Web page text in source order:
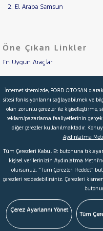
Jaecoo
LANCIA
MAN
BENZ
MINI
MITSUBISHI
MOTORSIKLET
OPEL
PEUGEOT
RENAULT
SKODA
SSANGYONG
Tipi
Aktarma
Garanti
Kampanya
ve
Boya
Parça
İlan
2. El Araba Samsun
Öne Çıkan Linkler
En Uygun Araçlar
İkinci El Garanti
Kampanyalar
Kredi Hesaplama & Başvuru
© 2026 Ford Türkiye Ford
Şartlar & Kişisel Verilerin
Çerez Tercihleri
İnternet sitemizde, FORD OTOSAN
sitesi fonksiyonlarını sağlayabilmek ve
olan zorunlu çerezler ile kişiselleştirme,
reklam/pazarlama faaliyetlerinin
diğer çerezler kullanılmaktadır.
Aydınlatma
Tüm Çerezleri Kabul Et butonuna
kişisel verilerinizin Aydınlatma
olursunuz. “Tüm Çerezleri Reddet”
çerezleri reddedebilirsiniz. Çerezleri
Çerez Ayarlarını Yönet
Tüm